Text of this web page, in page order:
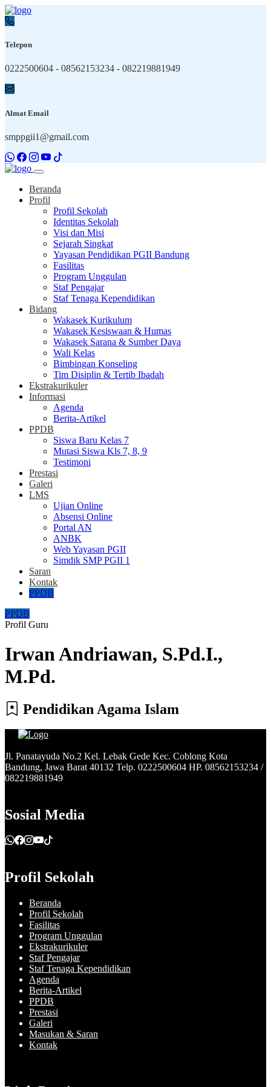
Telepon
0222500604 - 08562153234 - 082219881949
Almat Email
smppgii1@gmail.com
Beranda
Profil
Profil Sekolah
Identitas Sekolah
Visi dan Misi
Sejarah Singkat
Yayasan Pendidikan PGII Bandung
Fasilitas
Program Unggulan
Staf Pengajar
Staf Tenaga Kependidikan
Bidang
Wakasek Kurikulum
Wakasek Kesiswaan & Humas
Wakasek Sarana & Sumber Daya
Wali Kelas
Bimbingan Konseling
Tim Disiplin & Tertib Ibadah
Ekstrakurikuler
Informasi
Agenda
Berita-Artikel
PPDB
Siswa Baru Kelas 7
Mutasi Siswa Kls 7, 8, 9
Testimoni
Prestasi
Galeri
LMS
Ujian Online
Absensi Online
Portal AN
ANBK
Web Yayasan PGII
Simdik SMP PGII 1
Saran
Kontak
PPDB
PPDB
Profil Guru
Irwan Andriawan, S.Pd.I.,
M.Pd.
Pendidikan Agama Islam
Jl. Panatayuda No.2 Kel. Lebak Gede Kec. Coblong Kota
Bandung, Jawa Barat 40132 Telp. 0222500604 HP. 08562153234 /
082219881949
Sosial Media
Profil Sekolah
Beranda
Profil Sekolah
Fasilitas
Program Unggulan
Ekstrakurikuler
Staf Pengajar
Staf Tenaga Kependidikan
Agenda
Berita-Artikel
PPDB
Prestasi
Galeri
Masukan & Saran
Kontak